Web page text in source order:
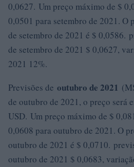
0,0627. Um preço máximo de $
0,0501 para setembro de 2021. O
de setembro de 2021 é $ 0,0586.
de setembro de 2021 $ 0,0627,
2021 12%.
Previsões de outubro de 2021
de outubro de 2021, o preço será
USD. Um preço máximo de $
0,0608 para outubro de 2021. O
outubro de 2021 é $ 0,0710.
outubro de 2021 $ 0,0683,